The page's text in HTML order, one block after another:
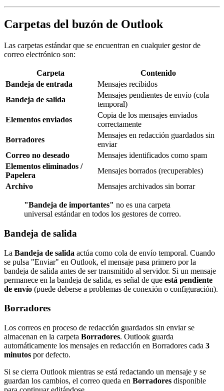
Carpetas del buzón de Outlook
Las carpetas estándar que se encuentran en cualquier gestor de
correo electrónico son:
Carpeta
Contenido
Bandeja de entrada
Mensajes recibidos
Bandeja de salida
Mensajes pendientes de envío (cola
temporal)
Elementos enviados
Copia de los mensajes enviados
correctamente
Borradores
Mensajes en redacción guardados sin
enviar
Correo no deseado
Mensajes identificados como spam
Elementos eliminados /
Papelera
Mensajes borrados (recuperables)
Archivo
Mensajes archivados sin borrar
"Bandeja de importantes" no es una carpeta
universal estándar en todos los gestores de correo.
Bandeja de salida
La Bandeja de salida actúa como cola de envío temporal. Cuando
se pulsa "Enviar" en Outlook, el mensaje pasa primero por la
bandeja de salida antes de ser transmitido al servidor. Si un mensaje
permanece en la bandeja de salida, es señal de que está pendiente
de envío (puede deberse a problemas de conexión o configuración).
Borradores
Los correos en proceso de redacción guardados sin enviar se
almacenan en la carpeta Borradores. Outlook guarda
automáticamente los mensajes en redacción en Borradores cada 3
minutos por defecto.
Si se cierra Outlook mientras se está redactando un mensaje y se
guardan los cambios, el correo queda en Borradores disponible